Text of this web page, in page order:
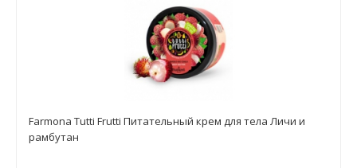
Farmona Tutti Frutti Питательный крем для тела Личи и
рамбутан